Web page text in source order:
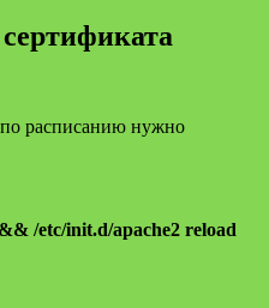
расписанию нужно
&& /etc/init.d/apache2 reload